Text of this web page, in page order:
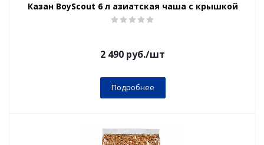
Казан BoyScout 6 л азиатская чаша с крышкой
2 490 руб./шт
Подробнее